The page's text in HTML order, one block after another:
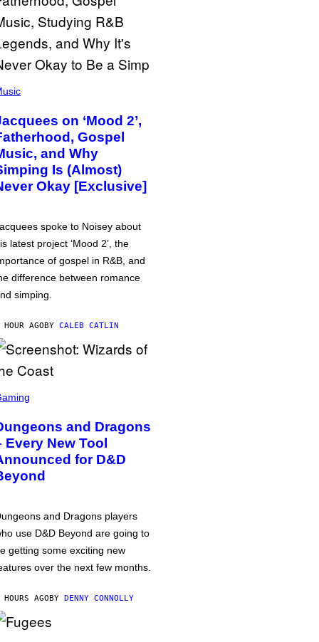
on ‘Mood 2’,
Gospel
and Why
Is (Almost)
Okay [Exclusive]
spoke to Noisey about
latest project ‘Mood 2’, the
of gospel in R&B, and
difference between romance
simping.
HOUR AGOBY CALEB CATLIN
and Dragons
Every New Tool
for D&D
and Dragons players
use D&D Beyond are going to
getting some exciting new
over the next few months.
AGOBY DENNY CONNOLLY